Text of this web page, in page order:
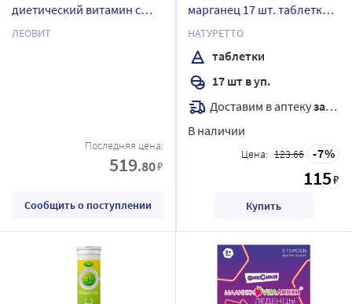
диетический витамин с
лютеин для глаз 400 гр
ЛЕОВИТ
Последняя цена:
519.80₽
Сообщить о поступлении
марганец 17 шт. таблетки
массой 2200 мг/клубника
НАТУРЕТТО
таблетки
17 шт в уп.
Доставим в аптекузавтра
В наличии
Цена: 123.66 7
115₽
Купить